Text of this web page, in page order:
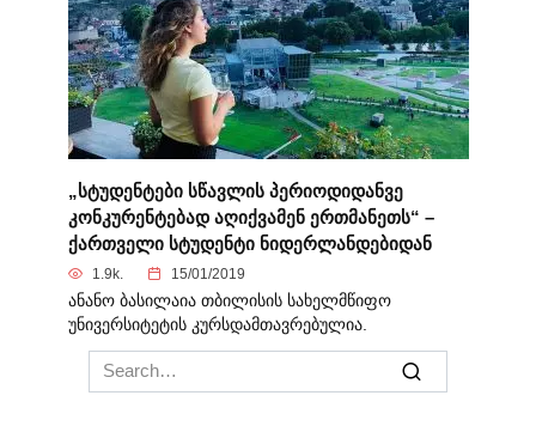
„სტუდენტები სწავლის პერიოდიდანვე
კონკურენტებად აღიქვამენ ერთმანეთს“ –
ქართველი სტუდენტი ნიდერლანდებიდან
1.9k. 15/01/2019
ანანო ბასილაია თბილისის სახელმწიფო
უნივერსიტეტის კურსდამთავრებულია.
Search
for: